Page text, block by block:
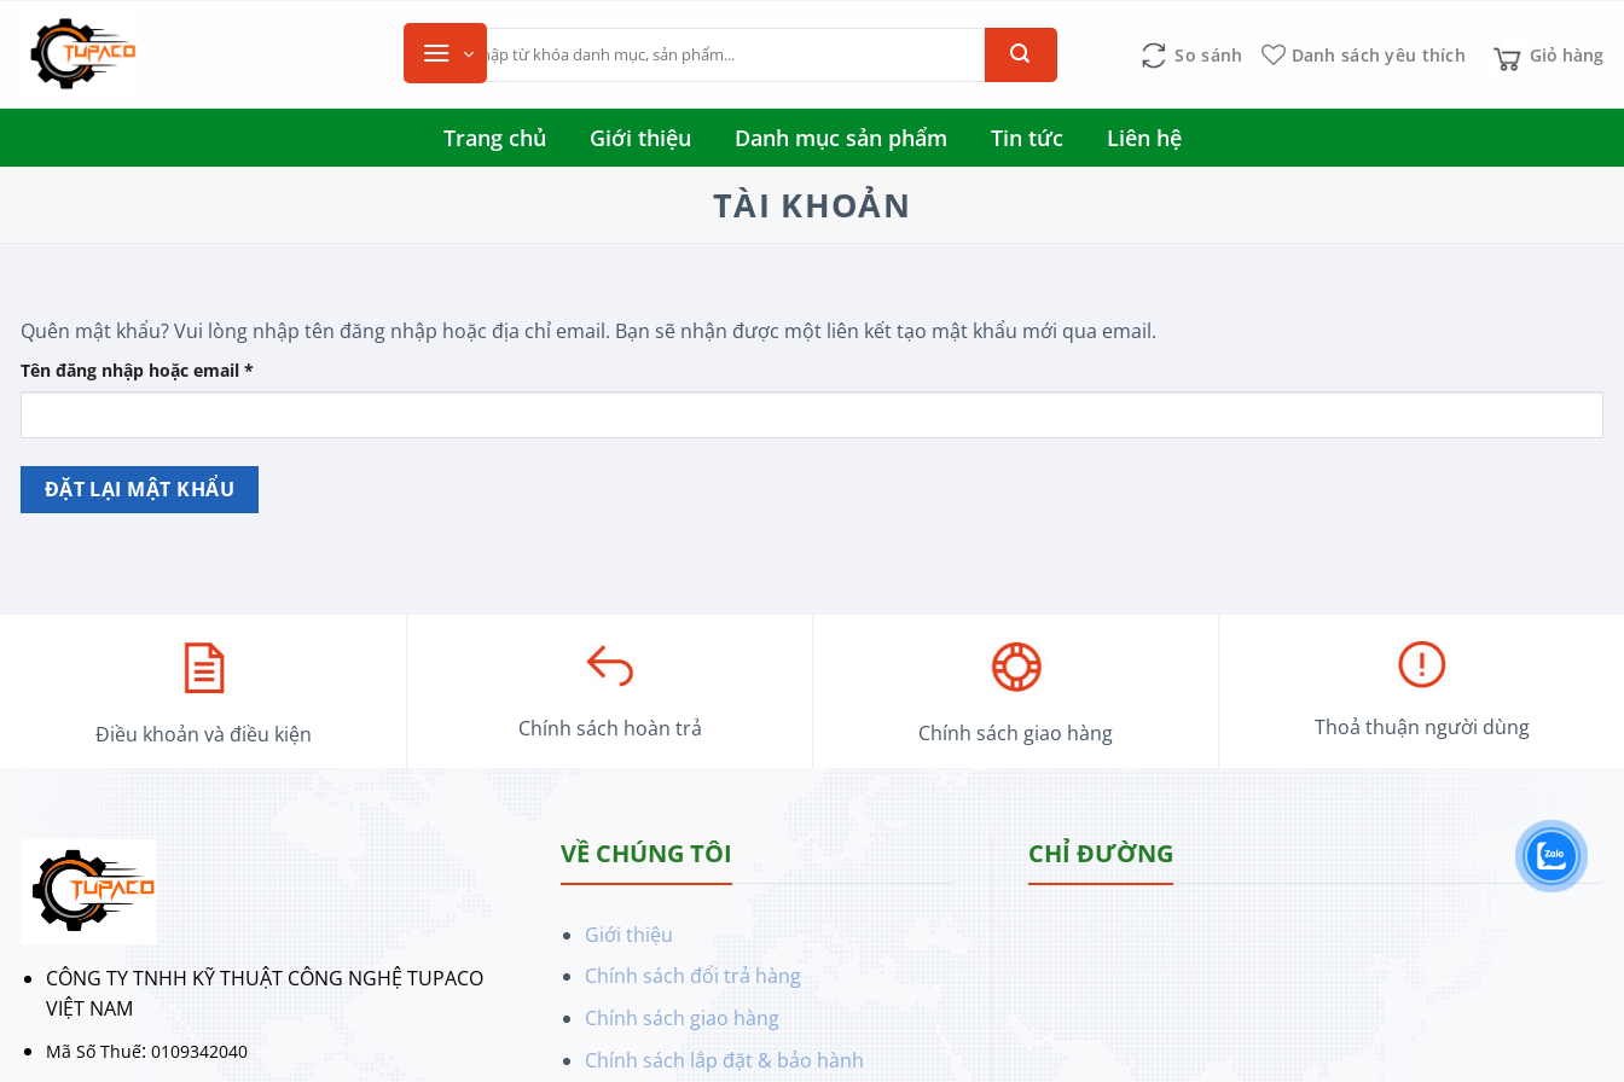
Chuyển
đến
dung
kiếm:
So sánh Danh sách yêu thích Giỏ hàng
Trang chủ Giới thiệu Danh mục sản phẩm Tin tức Liên hệ
TÀI KHOẢN
Quên mật khẩu? Vui lòng nhập tên đăng nhập hoặc địa chỉ email. Bạn sẽ nhận được một liên kết tạo mật khẩu mới qua email.
Tên đăng nhập hoặc email *Bắt
buộc
ĐẶT LẠI MẬT KHẨU
Điều khoản và điều kiện Chính sách hoàn trả Chính sách giao hàng Thoả thuận người dùng
CÔNG TY TNHH KỸ THUẬT CÔNG NGHỆ TUPACO
VIỆT NAM
Mã Số Thuế: 0109342040
VỀ CHÚNG TÔI
Giới thiệu
Chính sách đổi trả hàng
Chính sách giao hàng
Chính sách lắp đặt & bảo hành
CHỈ ĐƯỜNG